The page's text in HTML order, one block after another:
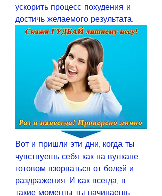
ускорить процесс похудения и
достичь желаемого результата.
Вот и пришли эти дни, когда ты
чувствуешь себя как на вулкане,
готовом взорваться от болей и
раздражения. И как всегда, в
такие моменты ты начинаешь